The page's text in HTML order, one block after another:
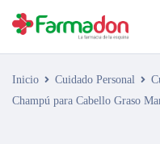
Inicio Cuidado Personal
Champú para Cabello Graso